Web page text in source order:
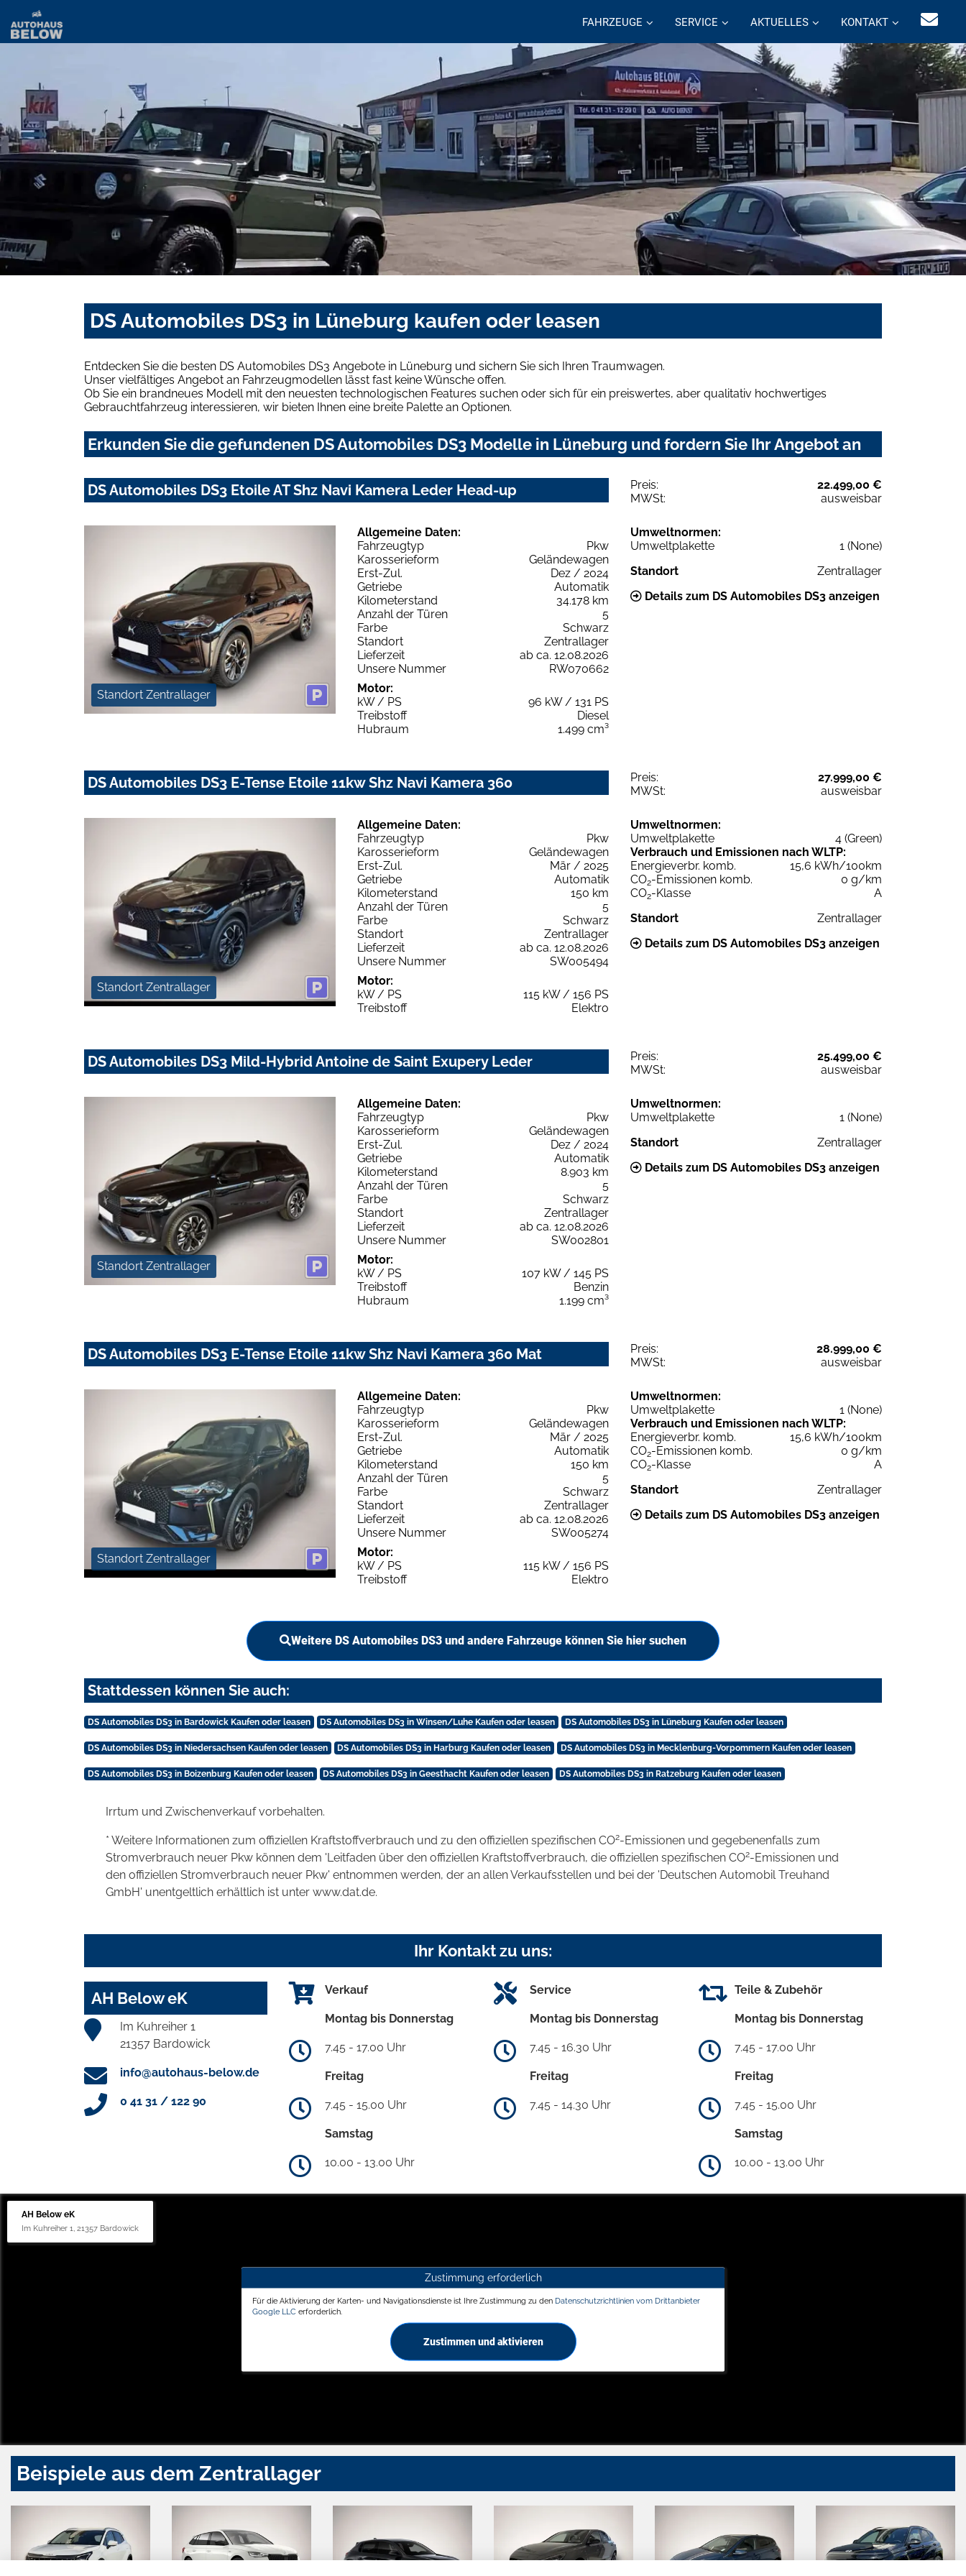
FAHRZEUGE SERVICE AKTUELLES KONTAKT
DS Automobiles DS3 in Lüneburg kaufen oder leasen
Entdecken Sie die besten DS Automobiles DS3 Angebote in Lüneburg und sichern Sie sich Ihren Traumwagen.
Unser vielfältiges Angebot an Fahrzeugmodellen lässt fast keine Wünsche offen.
Ob Sie ein brandneues Modell mit den neuesten technologischen Features suchen oder sich für ein preiswertes, aber qualitativ hochwertiges
Gebrauchtfahrzeug interessieren, wir bieten Ihnen eine breite Palette an Optionen.
Erkunden Sie die gefundenen DS Automobiles DS3 Modelle in Lüneburg und fordern Sie Ihr Angebot an
DS Automobiles DS3 Etoile AT Shz Navi Kamera Leder Head-up Preis:
22.499,00 €
MWSt:
ausweisbar
Standort Zentrallager
Allgemeine Daten:
Fahrzeugtyp
Pkw
Karosserieform
Geländewagen
Erst-Zul.
Dez / 2024
Getriebe
Automatik
Kilometerstand
34.178 km
Anzahl der Türen
5
Farbe
Schwarz
Standort
Zentrallager
Lieferzeit
ab ca. 12.08.2026
Unsere Nummer
RW070662
Motor:
kW / PS
96 kW / 131 PS
Treibstoff
Diesel
Hubraum
1.499 cm³
Umweltnormen:
Umweltplakette
1 (None)
Standort
Zentrallager
Details zum DS Automobiles DS3 anzeigen
DS Automobiles DS3 E-Tense Etoile 11kw Shz Navi Kamera 360 Preis:
27.999,00 €
MWSt:
ausweisbar
Standort Zentrallager
Allgemeine Daten:
Fahrzeugtyp
Pkw
Karosserieform
Geländewagen
Erst-Zul.
Mär / 2025
Getriebe
Automatik
Kilometerstand
150 km
Anzahl der Türen
5
Farbe
Schwarz
Standort
Zentrallager
Lieferzeit
ab ca. 12.08.2026
Unsere Nummer
SW005494
Motor:
kW / PS
115 kW / 156 PS
Treibstoff
Elektro
Umweltnormen:
Umweltplakette
4 (Green)
Verbrauch und Emissionen nach WLTP:
Energieverbr. komb.
15,6 kWh/100km
CO2-Emissionen komb.
0 g/km
CO2-Klasse
A
Standort
Zentrallager
Details zum DS Automobiles DS3 anzeigen
DS Automobiles DS3 Mild-Hybrid Antoine de Saint Exupery Leder Preis:
25.499,00 €
MWSt:
ausweisbar
Standort Zentrallager
Allgemeine Daten:
Fahrzeugtyp
Pkw
Karosserieform
Geländewagen
Erst-Zul.
Dez / 2024
Getriebe
Automatik
Kilometerstand
8.903 km
Anzahl der Türen
5
Farbe
Schwarz
Standort
Zentrallager
Lieferzeit
ab ca. 12.08.2026
Unsere Nummer
SW002801
Motor:
kW / PS
107 kW / 145 PS
Treibstoff
Benzin
Hubraum
1.199 cm³
Umweltnormen:
Umweltplakette
1 (None)
Standort
Zentrallager
Details zum DS Automobiles DS3 anzeigen
DS Automobiles DS3 E-Tense Etoile 11kw Shz Navi Kamera 360 Mat Preis:
28.999,00 €
MWSt:
ausweisbar
Standort Zentrallager
Allgemeine Daten:
Fahrzeugtyp
Pkw
Karosserieform
Geländewagen
Erst-Zul.
Mär / 2025
Getriebe
Automatik
Kilometerstand
150 km
Anzahl der Türen
5
Farbe
Schwarz
Standort
Zentrallager
Lieferzeit
ab ca. 12.08.2026
Unsere Nummer
SW005274
Motor:
kW / PS
115 kW / 156 PS
Treibstoff
Elektro
Umweltnormen:
Umweltplakette
1 (None)
Verbrauch und Emissionen nach WLTP:
Energieverbr. komb.
15,6 kWh/100km
CO2-Emissionen komb.
0 g/km
CO2-Klasse
A
Standort
Zentrallager
Details zum DS Automobiles DS3 anzeigen
Weitere DS Automobiles DS3 und andere Fahrzeuge können Sie hier suchen
Stattdessen können Sie auch:
DS Automobiles DS3 in Bardowick Kaufen oder leasen DS Automobiles DS3 in Winsen/Luhe Kaufen oder leasen DS Automobiles DS3 in Lüneburg Kaufen oder leasen
DS Automobiles DS3 in Niedersachsen Kaufen oder leasen DS Automobiles DS3 in Harburg Kaufen oder leasen DS Automobiles DS3 in Mecklenburg-Vorpommern Kaufen oder leasen
DS Automobiles DS3 in Boizenburg Kaufen oder leasen DS Automobiles DS3 in Geesthacht Kaufen oder leasen DS Automobiles DS3 in Ratzeburg Kaufen oder leasen
Irrtum und Zwischenverkauf vorbehalten.
* Weitere Informationen zum offiziellen Kraftstoffverbrauch und zu den offiziellen spezifischen CO2-Emissionen und gegebenenfalls zum
Stromverbrauch neuer Pkw können dem 'Leitfaden über den offiziellen Kraftstoffverbrauch, die offiziellen spezifischen CO2-Emissionen und
den offiziellen Stromverbrauch neuer Pkw' entnommen werden, der an allen Verkaufsstellen und bei der 'Deutschen Automobil Treuhand
GmbH' unentgeltlich erhältlich ist unter www.dat.de.
Ihr Kontakt zu uns:
AH Below eK
Im Kuhreiher 1
21357 Bardowick
info@autohaus-below.de
0 41 31 / 122 90
Verkauf
Montag bis Donnerstag
7.45 - 17.00 Uhr
Freitag
7.45 - 15.00 Uhr
Samstag
10.00 - 13.00 Uhr
Service
Montag bis Donnerstag
7.45 - 16.30 Uhr
Freitag
7.45 - 14.30 Uhr
Teile & Zubehör
Montag bis Donnerstag
7.45 - 17.00 Uhr
Freitag
7.45 - 15.00 Uhr
Samstag
10.00 - 13.00 Uhr
AH Below eK
Im Kuhreiher 1, 21357 Bardowick
Zustimmung erforderlich
Für die Aktivierung der Karten- und Navigationsdienste ist Ihre Zustimmung zu den Datenschutzrichtlinien vom Drittanbieter
Google LLC erforderlich.
Zustimmen und aktivieren
Beispiele aus dem Zentrallager